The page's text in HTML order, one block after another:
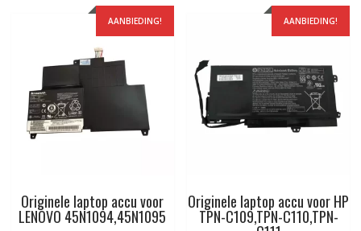
AANBIEDING!
Originele laptop accu voor
LENOVO 45N1094,45N1095
AANBIEDING!
Originele laptop accu voor HP
TPN-C109,TPN-C110,TPN-